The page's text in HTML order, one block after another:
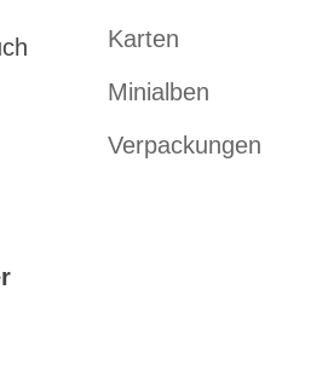
Karten
Minialben
Verpackungen